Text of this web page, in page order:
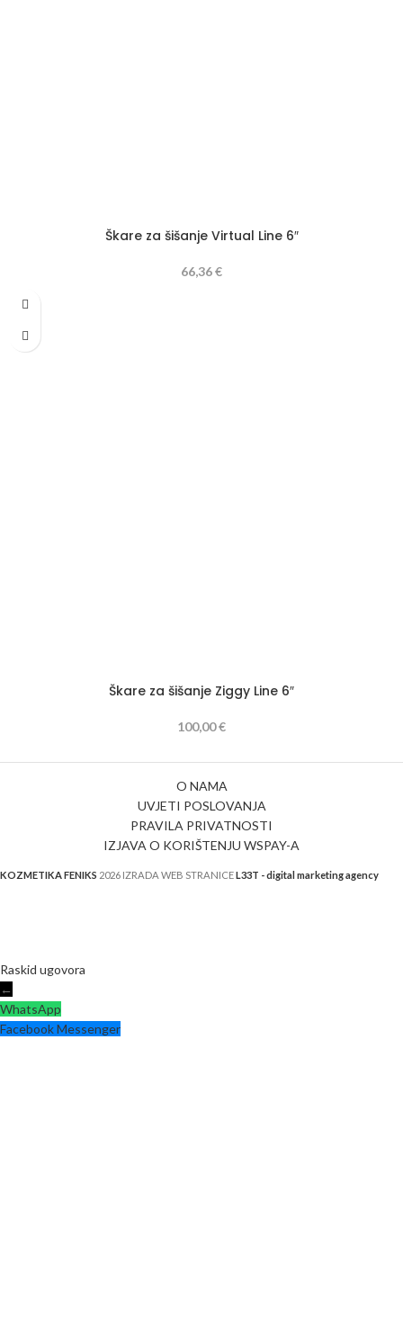
Škare za šišanje Virtual Line 6″
66,36€
Škare za šišanje Ziggy Line 6″
100,00€
O NAMA
UVJETI POSLOVANJA
PRAVILA PRIVATNOSTI
IZJAVA O KORIŠTENJU WSPAY-A
KOZMETIKA FENIKS 2026 IZRADA WEB STRANICEL33T - digital marketing agency
Raskid ugovora
←
WhatsApp
Facebook Messenger